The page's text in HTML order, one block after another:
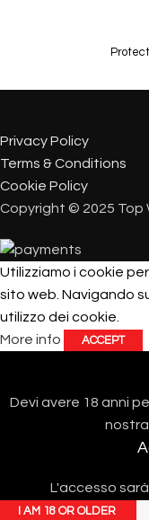
Privacy Policy
Terms & Conditions
Cookie Policy
Copyright © 2025 Top
Utilizziamo i cookie
sito web. Navigando
utilizzo dei cookie.
More info
ACCEPT
Devi avere 18 anni
L'accesso
I AM 18 OR OLDER